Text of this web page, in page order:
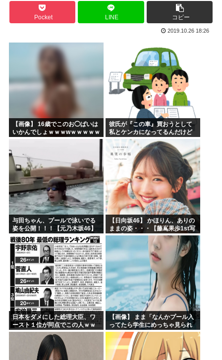
5ちゃんのどこでもいいけど、日本人の税金使って日本人批判...
海外「あるある！」日本を旅行した外国人が患う新たな症状「...
韓国が独自開発したと自慢する甘いトマト、実はそこら辺のト...
埼玉川越に突如として「モスク」が自生 外国人「自分たちは...
はっきり言う、プリキュア見た事ない
自民党、古謝玄太の推薦を決定 沖縄県知事選
【映画悲報】日本(ジャップ)の映画界、完全に終わる…現代...
Pocket LINE コピー
2019.10.26 18:26
【画像】 16歳でこのお◯ぱいは
いかんでしょｗｗｗwｗｗｗｗｗ
ｗｗｗ❤
彼氏が『この車』買おうとして
私とケンカになってるんだけど
ｗｗｗｗｗｗ
与田ちゃん、プールで泳いでる
姿を公開！！！【元乃木坂46】
【日向坂46】 かほりん、ありの
ままの姿・・・【藤嶌果歩1st写
真集】
日本をダメにした総理大臣、ワ
ースト１位が同点でこの人ｗｗ
ｗｗｗｗ
【画像】 まま「なんかプール入
ってたら学生にめっちゃ見られ
たw」